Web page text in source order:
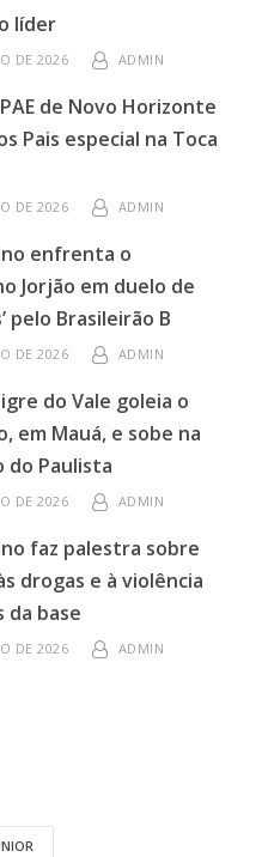
líder
DE 2026 ADMIN
de Novo Horizonte
Pais especial na Toca
DE 2026 ADMIN
enfrenta o
Jorjão em duelo de
pelo Brasileirão B
DE 2026 ADMIN
do Vale goleia o
em Mauá, e sobe na
do Paulista
DE 2026 ADMIN
faz palestra sobre
drogas e à violência
da base
DE 2026 ADMIN